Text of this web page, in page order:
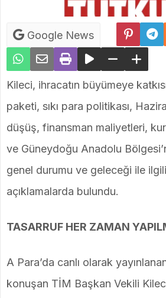
Google News
Kileci, ihracatın büyümeye
paketi, sıkı para politikası,
düşüş, finansman maliyetleri,
ve Güneydoğu Anadolu
genel durumu ve geleceği ile ilgili
açıklamalarda bulundu.
TASARRUF HER ZAMAN
A Para’da canlı olarak
konuşan TİM Başkan Vekili